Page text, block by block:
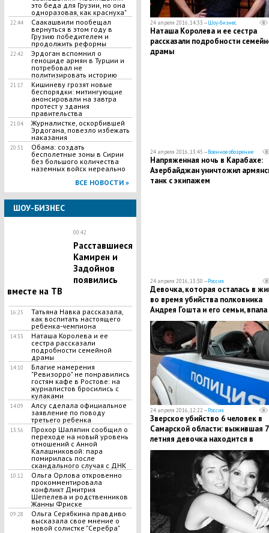
это беда для Грузии, но она
одноразовая, как краснуха"
22:44
Саакашвили пообещал
вернуться в этом году в
Грузию победителем и
продолжить реформы
22:42
Эрдоган вспомнил о
геноциде армян в Турции и
потребовал не
политизировать историю
21:17
Кишиневу грозят новые
беспорядки: митингующие
анонсировали на завтра
протест у здания
правительства
21:04
Журналистке, оскорбившей
Эрдогана, повезло избежать
наказания
20:51
Обама: создать
бесполетные зоны в Сирии
без большого количества
наземных войск нереально
ВСЕ НОВОСТИ »
ШОУ-БИЗНЕС
00:42
Расставшиеся
Камирен и
Задойнов
появились
вместе на ТВ
16:25
Татьяна Навка рассказала,
как воспитать настоящего
ребенка-чемпиона
14:33
Наташа Королева и ее
сестра рассказали
подробности семейной
драмы
14:10
Благие намерения
"Ревизорро" не понравились
гостям кафе в Ростове: на
журналистов бросились с
кулаками
14:09
Алсу сделала официальное
заявление по поводу
третьего ребенка
13:56
Прохор Шаляпин сообщил о
переходе на новый уровень
отношений с Анной
Калашниковой: пара
помирилась после
скандального случая с ДНК
10:12
Ольга Орлова откровенно
прокомментировала
конфликт Дмитрия
Шепелева и родственников
Жанны Фриске
09:28
Ольга Серябкина правдиво
высказала свое мнение о
новой солистке "Серебра"
24 апреля 2016, 14:33 —Шоу-бизнес
Наташа Королева и ее сестра
рассказали подробности
драмы
24 апреля 2016, 13:45 —Военное обозрение
Напряженная ночь в Карабахе:
Азербайджан уничтожил
танк с экипажем
24 апреля 2016, 13:30 —Россия
Девочка, которая осталась в
во время убийства полковника
Андрея Гошта и его семьи, впала
кому
24 апреля 2016, 12:22 —Россия
Зверское убийство 6 человек в
Самарской области: выжившая
летняя девочка находится в
критическом состоянии